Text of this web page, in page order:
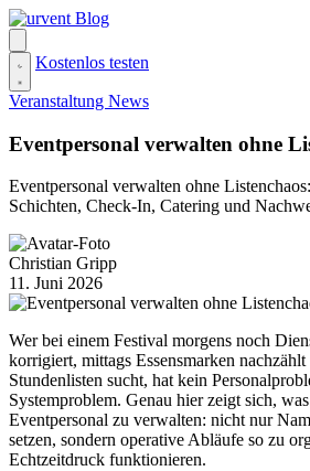
Zum
Inhalt
springen
Kostenlos testen
Veranstaltung News
Eventpersonal verwalten ohne
Eventpersonal verwalten ohne
Schichten, Check-In, Catering und
Christian Gripp
11. Juni 2026
Wer bei einem Festival morgens noch
korrigiert, mittags Essensmarken
Stundenlisten sucht, hat kein
Systemproblem. Genau hier zeigt sich, was
Eventpersonal zu verwalten: nicht nur
setzen, sondern operative Abläufe so zu
Echtzeitdruck funktionieren.